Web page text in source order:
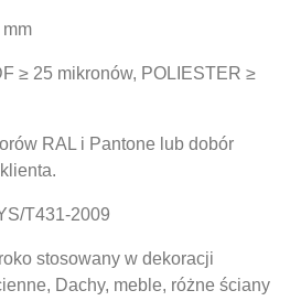
≥ 25 mikronów, POLIESTER ≥
RAL i Pantone lub dobór
T431-2009
stosowany w dekoracji
Dachy, meble, różne ściany